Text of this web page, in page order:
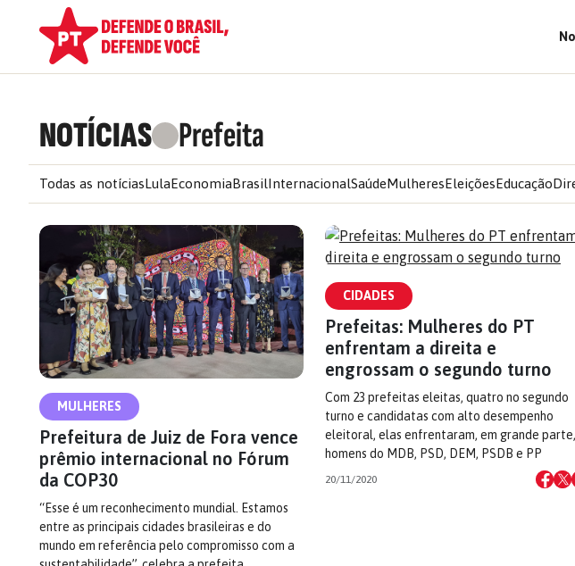
NOTÍCIAS Prefeita
Todas as notíciasLulaEconomiaBrasilInternacionalSaúdeMulheresEleiçõesEducação
MULHERES
Prefeitura de Juiz de Fora vence
prêmio internacional no Fórum
da COP30
“Esse é um reconhecimento mundial. Estamos
entre as principais cidades brasileiras e do
mundo em referência pelo compromisso com a
CIDADES
Prefeitas: Mulheres do PT
enfrentam a direita e
engrossam o segundo turno
Com 23 prefeitas eleitas, quatro no segundo
turno e candidatas com alto desempenho
eleitoral, elas enfrentaram, em grande parte,
homens do MDB, PSD, DEM, PSDB e PP
20/11/2020